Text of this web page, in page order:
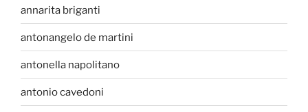
annarita briganti
antonangelo de martini
antonella napolitano
antonio cavedoni